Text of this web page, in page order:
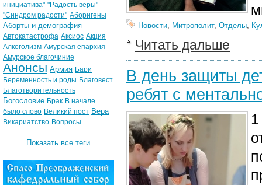
Новости, Митрополит, Отделы,
Читать дальше
В день защиты
ребят с
инициатива" "Радость веры"
"Синдром радости" Аборигены
Аборты и демография
Автокатастрофа Аксиос Акция
Алкоголизм Амурская епархия
Амурское благочиние
Анонсы Армия Бари
Беременность и роды Благовест
Благотворительность
Богословие Брак В начале
было слово Великий пост Вера
Викариатство Вопросы
Показать все теги